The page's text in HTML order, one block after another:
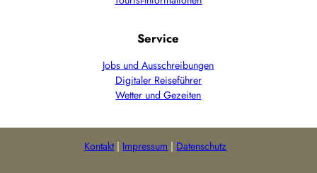
Service
Jobs und Ausschreibungen
Digitaler Reiseführer
Wetter und Gezeiten
Kontakt Impressum Datenschutz